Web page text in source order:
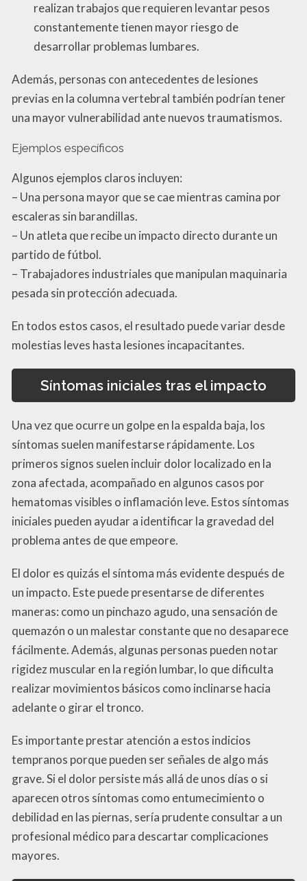
realizan trabajos que requieren levantar pesos
constantemente tienen mayor riesgo de
desarrollar problemas lumbares.
Además, personas con antecedentes de lesiones
previas en la columna vertebral también podrían tener
una mayor vulnerabilidad ante nuevos traumatismos.
Ejemplos específicos
Algunos ejemplos claros incluyen:
– Una persona mayor que se cae mientras camina por
escaleras sin barandillas.
– Un atleta que recibe un impacto directo durante un
partido de fútbol.
– Trabajadores industriales que manipulan maquinaria
pesada sin protección adecuada.
En todos estos casos, el resultado puede variar desde
molestias leves hasta lesiones incapacitantes.
Síntomas iniciales tras el impacto
Una vez que ocurre un golpe en la espalda baja, los
síntomas suelen manifestarse rápidamente. Los
primeros signos suelen incluir dolor localizado en la
zona afectada, acompañado en algunos casos por
hematomas visibles o inflamación leve. Estos síntomas
iniciales pueden ayudar a identificar la gravedad del
problema antes de que empeore.
El dolor es quizás el síntoma más evidente después de
un impacto. Este puede presentarse de diferentes
maneras: como un pinchazo agudo, una sensación de
quemazón o un malestar constante que no desaparece
fácilmente. Además, algunas personas pueden notar
rigidez muscular en la región lumbar, lo que dificulta
realizar movimientos básicos como inclinarse hacia
adelante o girar el tronco.
Es importante prestar atención a estos indicios
tempranos porque pueden ser señales de algo más
grave. Si el dolor persiste más allá de unos días o si
aparecen otros síntomas como entumecimiento o
debilidad en las piernas, sería prudente consultar a un
profesional médico para descartar complicaciones
mayores.